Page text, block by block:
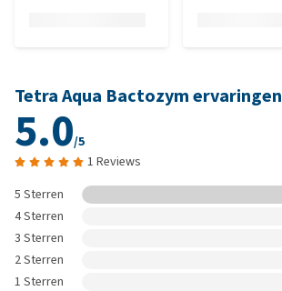
Tetra Aqua Bactozym ervaringen
5.0/5
1 Reviews
5 Sterren
4 Sterren
3 Sterren
2 Sterren
1 Sterren